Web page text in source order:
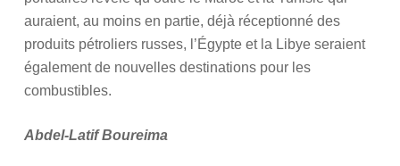
auraient, au moins en partie, déjà réceptionné des
produits pétroliers russes, l’Égypte et la Libye seraient
également de nouvelles destinations pour les
combustibles.
Abdel-Latif Boureima